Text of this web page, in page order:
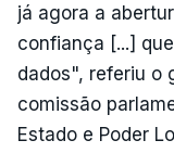
já agora a
confiança [...]
dados", referiu o
comissão
Estado e Poder